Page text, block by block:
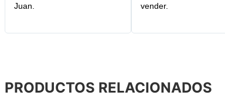
Juan.
vender.
PRODUCTOS RELACIONADOS